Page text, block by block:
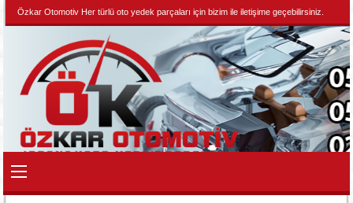
Özkar Otomotiv Her türlü oto yedek parçaları için bizim ile iletişime geçebilirsiniz.